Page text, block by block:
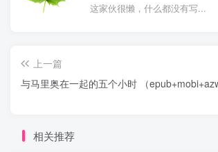
这家伙很懒，什么都没有写...
上一篇
与马里奥在一起的五个小时 （
相关推荐